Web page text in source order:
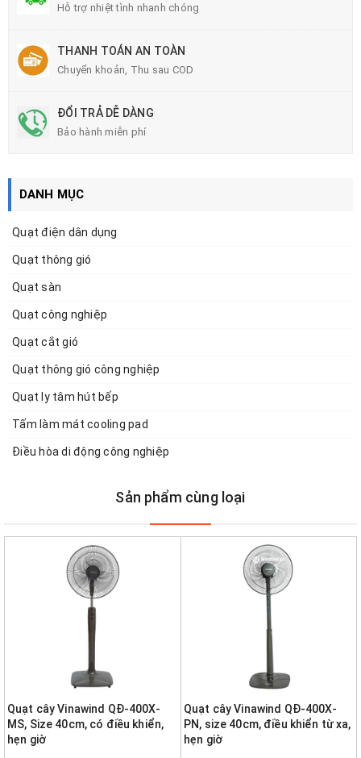
Hỗ trợ nhiệt tình nhanh chóng
THANH TOÁN AN TOÀN
Chuyển khoản, Thu sau COD
ĐỔI TRẢ DỄ DÀNG
Bảo hành miễn phí
DANH MỤC
Quạt điện dân dụng
Quạt thông gió
Quạt sàn
Quạt công nghiệp
Quạt cắt gió
Quạt thông gió công nghiệp
Quạt ly tâm hút bếp
Tấm làm mát cooling pad
Điều hòa di động công nghiệp
Sản phẩm cùng loại
Quạt cây Vinawind QĐ-400X-
MS, Size 40cm, có điều khiển,
hẹn giờ
Quạt cây Vinawind QĐ-400X-
PN, size 40cm, điều khiển từ xa,
hẹn giờ